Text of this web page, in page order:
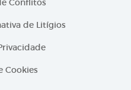
Conflitos
de Litígios
Cookies